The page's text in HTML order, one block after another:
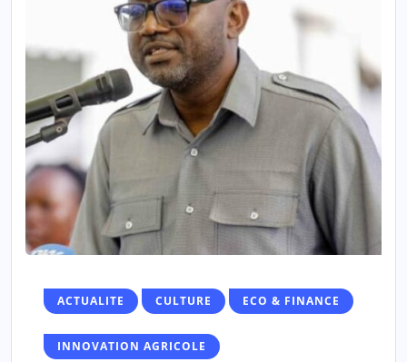
ACTUALITE CULTURE ECO & FINANCE
INNOVATION AGRICOLE